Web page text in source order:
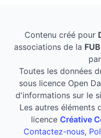
Contenu créé pour
associations de la FUB
Toutes les données
sous licence Open
d'informations sur le
Les autres éléments
licence Créative
Contactez-nous,